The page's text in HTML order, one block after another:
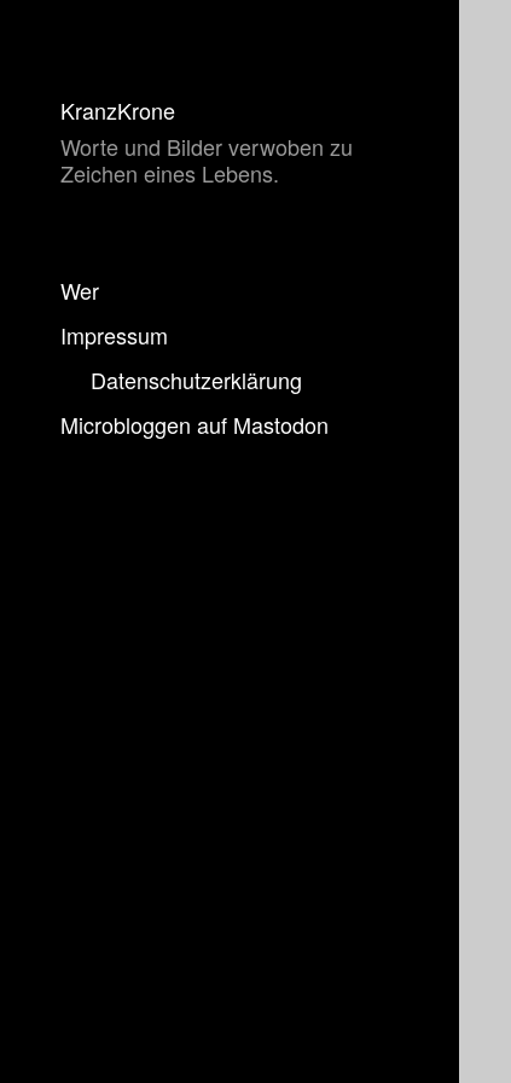
KranzKrone
Worte und Bilder verwoben zu
Zeichen eines Lebens.
Wer
Impressum
Datenschutzerklärung
Microbloggen auf Mastodon